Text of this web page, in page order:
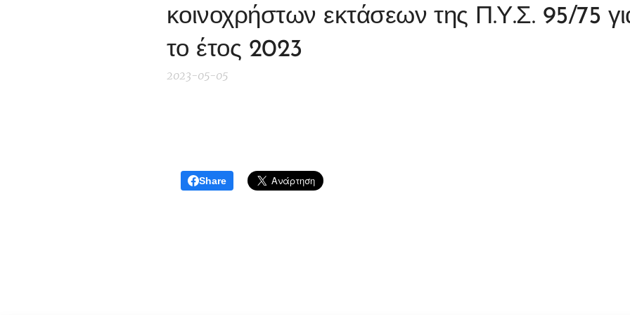
κοινοχρήστων εκτάσεων της Π.Υ.Σ. 95/75
το έτος 2023
2023-05-05
Share